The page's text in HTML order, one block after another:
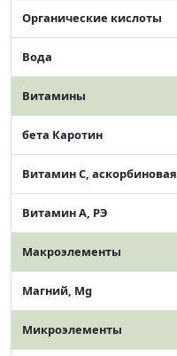
Органические кислоты
Вода
Витамины
бета Каротин
Витамин C, аскорбиновая
Витамин А, РЭ
Макроэлементы
Магний, Mg
Микроэлементы